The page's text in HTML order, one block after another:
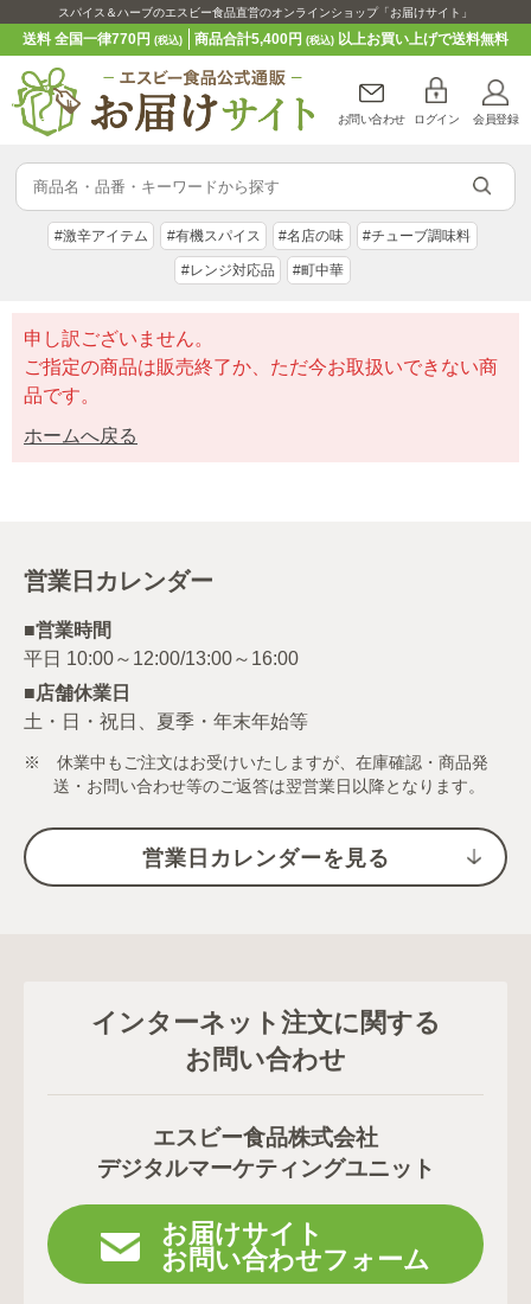
スパイス＆ハーブのエスビー食品直営のオンラインショップ「お届けサイト」
送料 全国一律770円(税込) 商品合計5,400円 (税込)以上お買い上げで送料無料
お問い合わせ ログイン 会員登録
#激辛アイテム #有機スパイス #名店の味 #チューブ調味料
#レンジ対応品 #町中華
申し訳ございません。
ご指定の商品は販売終了か、ただ今お取扱いできない商
品です。
ホームへ戻る
営業日カレンダー
■営業時間
■店舗休業日
土・日・祝日、夏季・年末年始等
※ 休業中もご注文はお受けいたしますが、在庫確認・商品発
送・お問い合わせ等のご返答は翌営業日以降となります。
営業日カレンダーを見る
インターネット注文に関する
お問い合わせ
エスビー食品株式会社
デジタルマーケティングユニット
お届けサイト
お問い合わせフォーム